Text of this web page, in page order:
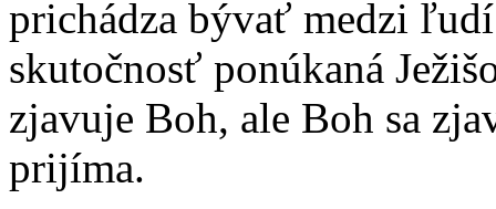
prichádza bývať medzi
skutočnosť ponúkaná
zjavuje Boh, ale Boh sa
prijíma.